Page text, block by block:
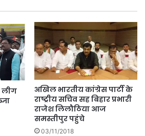
लीग
अखिल भारतीय कांग्रेस पार्टी के
राष्ट्रीय सचिव सह बिहार प्रभारी
राजेश लिलौठिया आज
समस्तीपुर पहुंचे
03/11/2018